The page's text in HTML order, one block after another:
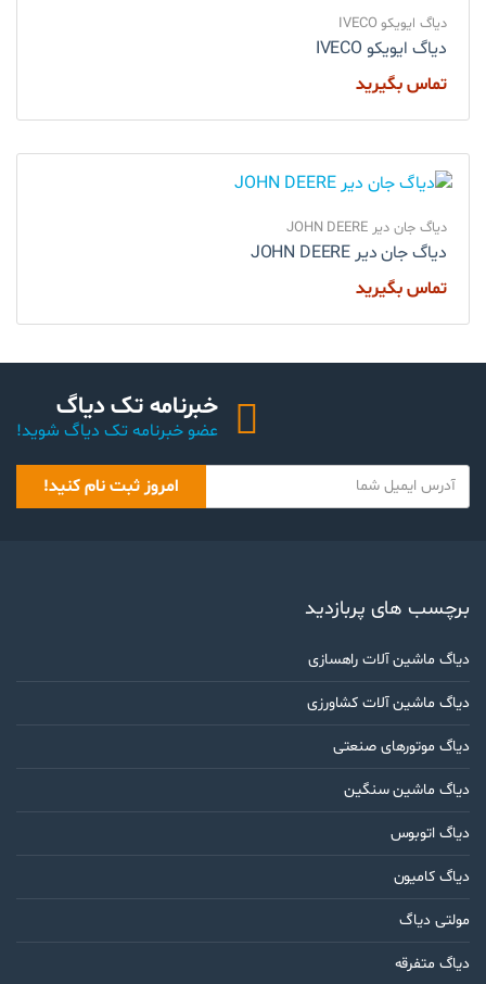
دیاگ ایویکو IVECO
دیاگ ایویکو IVECO
تماس بگیرید
دیاگ جان دیر JOHN DEERE
دیاگ جان دیر JOHN DEERE
تماس بگیرید
خبرنامه تک دیاگ
عضو خبرنامه تک دیاگ شوید!
o
m
i
امروز ثبت نام کنید!
برچسب های پربازدید
دیاگ ماشین آلات راهسازی
دیاگ ماشین آلات کشاورزی
دیاگ موتورهای صنعتی
دیاگ ماشین سنگین
دیاگ اتوبوس
دیاگ کامیون
مولتی دیاگ
دیاگ متفرقه